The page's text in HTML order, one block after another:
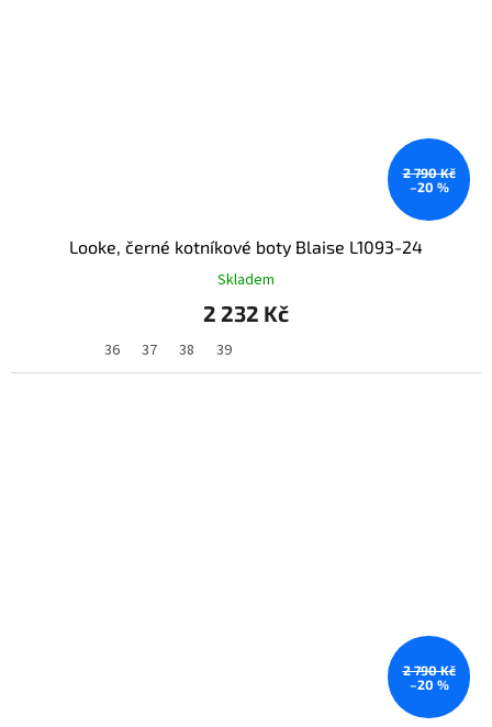
2 790 Kč
–20 %
Looke, černé kotníkové boty Blaise L1093-24
Skladem
2 232 Kč
36 37 38 39
2 790 Kč
–20 %